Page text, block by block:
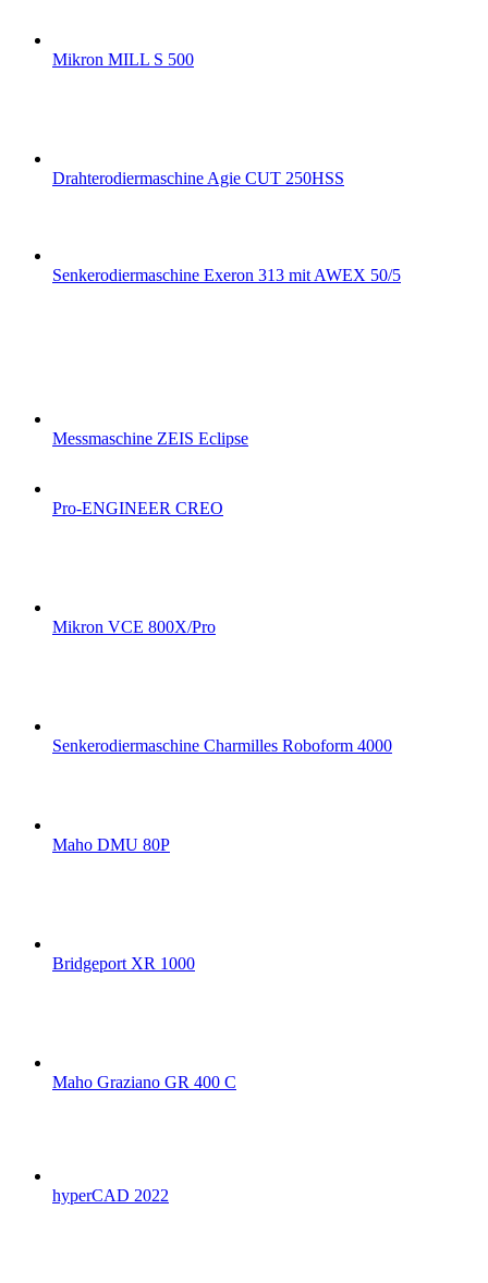
Mikron MILL S 500
Drahterodiermaschine Agie CUT 250HSS
Senkerodiermaschine Exeron 313 mit AWEX 50/5
Messmaschine ZEIS Eclipse
Pro-ENGINEER CREO
Mikron VCE 800X/Pro
Senkerodiermaschine Charmilles Roboform 4000
Maho DMU 80P
Bridgeport XR 1000
Maho Graziano GR 400 C
hyperCAD 2022